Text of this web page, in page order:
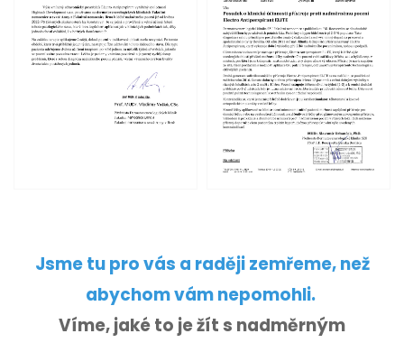
Jsme tu pro vás a raději zemřeme, než
abychom vám nepomohli.
Víme, jaké to je žít s nadměrným